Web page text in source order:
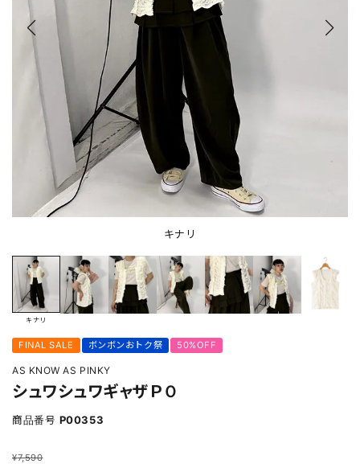
キナリ
キナリ
FINAL SALE ボンボンおトク祭 50%OFF
AS KNOW AS PINKY
シュワシュワギャザＰＯ
商品番号 P00353
¥7,590